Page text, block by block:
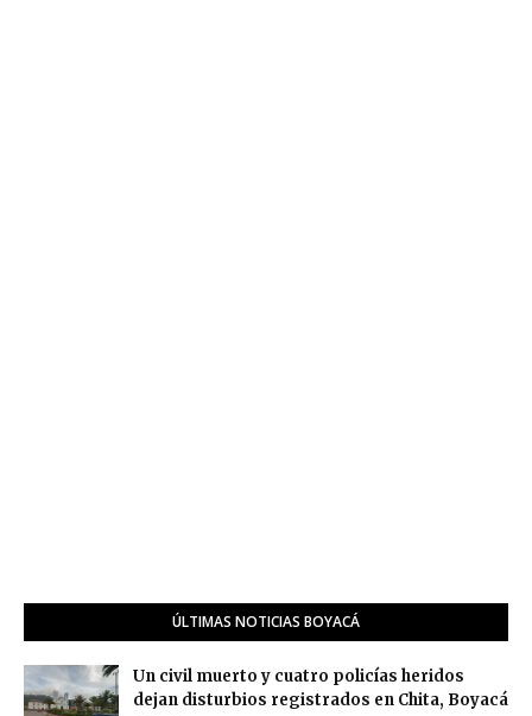
ÚLTIMAS NOTICIAS BOYACÁ
Un civil muerto y cuatro policías heridos
dejan disturbios registrados en Chita, Boyacá